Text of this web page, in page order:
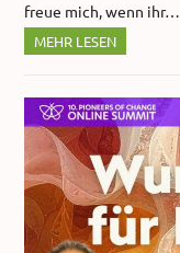
freue mich, wenn ihr…
MEHR LESEN